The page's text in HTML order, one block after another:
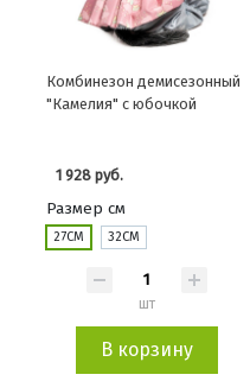
Комбинезон демисезонный
"Камелия" с юбочкой
1 928 руб.
Размер см
27СМ 32СМ
шт
В корзину